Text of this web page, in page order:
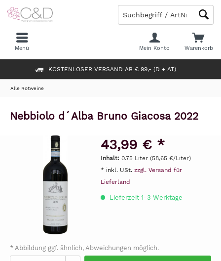
KOSTENLOSER VERSAND AB € 99,- (D + AT)
Warenkorb
Mein Konto
Menü
Alle Rotweine
Nebbiolo d´Alba Bruno Giacosa 2022
43,99 € *
Inhalt: 0.75 Liter (58,65 €/Liter)
* inkl. USt. zzgl. Versand für
Lieferland
Lieferzeit 1-3 Werktage
* Abbildung ggf. ähnlich, Abweichungen möglich.